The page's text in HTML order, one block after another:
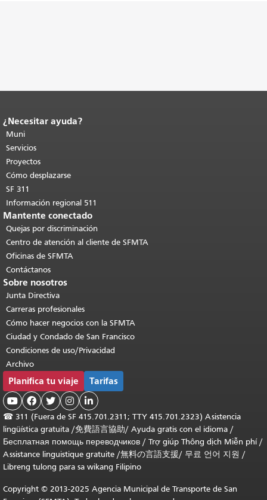
Fin del contenido de la página.
de esta página se repite en todas las
páginas.Volver al principio del
contenido principal
¿Necesitar ayuda?
Muni
Servicios
Proyectos
Cómo desplazarse
SF 311
Información regional 511
Mantente conectado
Quejas por discriminación
Centro de atención al cliente de SFMTA
Oficinas de SFMTA
Contáctanos
Sobre nosotros
Junta Directiva
Carreras profesionales
Cómo hacer negocios con la SFMTA
Ciudad y Condado de San Francisco
Condiciones de uso/Privacidad
Archivo
Planifica tu viaje Tarifas
    
☎ 311 (Fuera de SF 415.701.2311; TTY 415.701.2323) Asistencia
lingüística gratuita /免費語言協助/ Ayuda gratis con el idioma /
Бесплатная помощь переводчиков / Trợ giúp Thông dịch Miễn phí/
Assistance linguistique gratuite /無料の言語支援/ 무료 언어 지원 /
Libreng tulong para sa wikang Filipino
Copyright © 2013-2025 Agencia Municipal de Transporte de San